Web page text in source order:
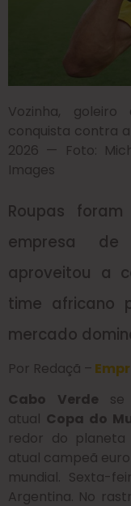
Vozinha,
conquista contra
2026 — Foto:
Images
Roupas
empresa
aproveitou a
time africano
mercado
Por Redaçã –
Cabo Verde se
atual Copa do
redor do
atual campeã
mundial. Sexta-
Argentina. No